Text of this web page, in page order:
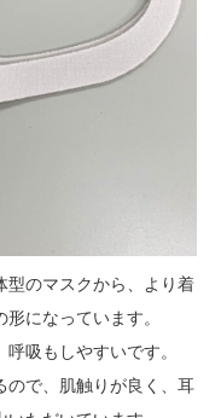
型のマスクから、より着
になっています。
吸もしやすいです。
ので、肌触りが良く、耳